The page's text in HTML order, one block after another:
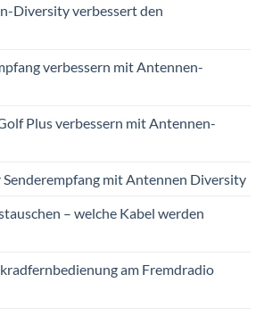
Diversity verbessert den
verbessern mit Antennen-
Plus verbessern mit Antennen-
Senderempfang mit Antennen Diversity
– welche Kabel werden
am Fremdradio